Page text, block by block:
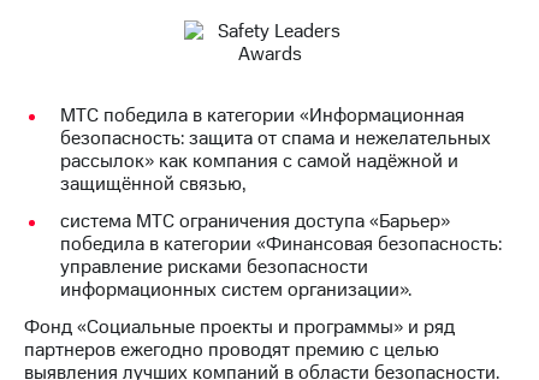
МТС победила в категории «Информационная
безопасность: защита от спама и нежелательных
рассылок» как компания с самой надёжной и
защищённой связью,
система МТС ограничения доступа «Барьер»
победила в категории «Финансовая безопасность:
управление рисками безопасности
информационных систем организации».
Фонд «Социальные проекты и программы» и ряд
партнеров ежегодно проводят премию с целью
выявления лучших компаний в области безопасности.